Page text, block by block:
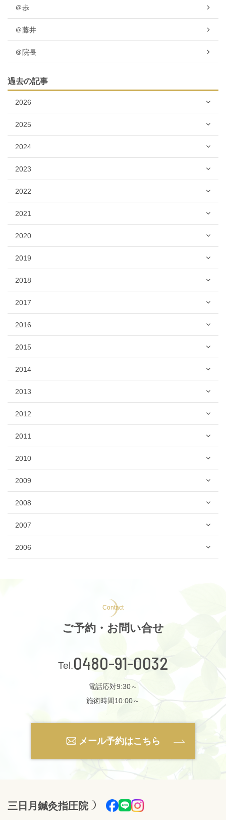
＠歩
＠藤井
＠院長
過去の記事
2026
2025
2024
2023
2022
2021
2020
2019
2018
2017
2016
2015
2014
2013
2012
2011
2010
2009
2008
2007
2006
Contact
ご予約・お問い合せ
0480-91-0032
電話応対9:30～
施術時間10:00～
メール予約はこちら
三日月鍼灸指圧院